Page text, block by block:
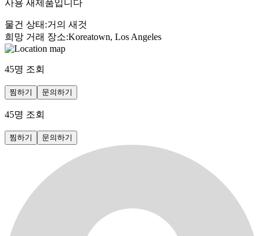
사용 새제품입니다
물건 상태 :거의 새것
희망 거래 장소:Koreatown, Los Angeles
45명 조회
찜하기 문의하기
45명 조회
찜하기 문의하기